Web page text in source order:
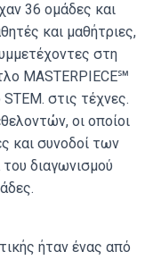
36 ομάδες και
και μαθήτριες,
στη
MASTERPIECE℠
στις τέχνες.
οι οποίοι
και συνοδοί των
διαγωνισμού
ήταν ένας από